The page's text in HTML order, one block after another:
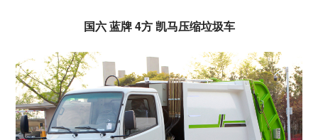
国六 蓝牌 4方 凯马压缩垃圾车